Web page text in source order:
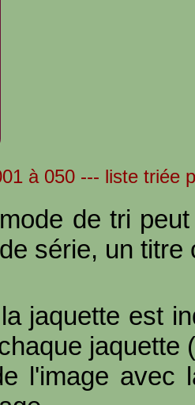
à 050 --- liste triée
de tri
série, un titre
jaquette est
jaquette (
l'image avec